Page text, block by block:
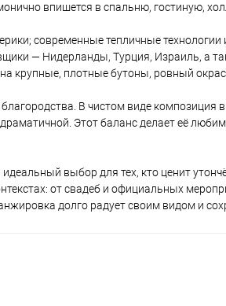
впишется в спальню, гостиную,
современные тепличные
— Нидерланды, Турция, Израиль, а
крупные, плотные бутоны, ровный окрас
В чистом виде
Этот баланс делает её
выбор для тех, кто ценит
от свадеб и официальных
долго радует своим видом и